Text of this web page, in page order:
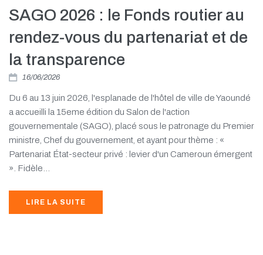
SAGO 2026 : le Fonds routier au
rendez-vous du partenariat et de
la transparence
16/06/2026
Du 6 au 13 juin 2026, l'esplanade de l'hôtel de ville de Yaoundé
a accueilli la 15eme édition du Salon de l'action
gouvernementale (SAGO), placé sous le patronage du Premier
ministre, Chef du gouvernement, et ayant pour thème : «
Partenariat État-secteur privé : levier d'un Cameroun émergent
». Fidèle...
LIRE LA SUITE